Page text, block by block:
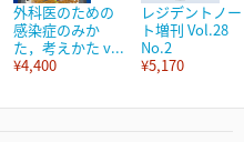
外科医のための
感染症のみか
た，考えかた v...
¥4,400
レジデントノー
ト増刊 Vol.28
No.2
¥5,170